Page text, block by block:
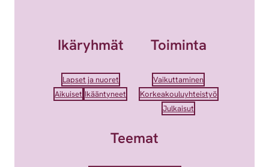
Ikäryhmät
Lapset ja nuoret
Aikuiset Ikääntyneet
Toiminta
Vaikuttaminen
Korkeakouluyhteistyö
Julkaisut
Teemat